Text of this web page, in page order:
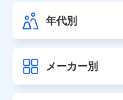
第一ネオ生命保険
大樹生命保険株式
seimei.co.jp）
チューリッヒ生命
年代別
メーカー別